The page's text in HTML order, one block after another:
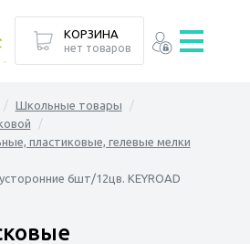
Школьные товары
пластиковые, гелевые мелки
6шт/12цв. KEYROAD
КОРЗИНА
нет товаров